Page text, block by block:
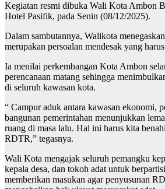
Kegiatan resmi dibuka Wali Kota Ambon
Hotel Pasifik, pada Senin (08/12/2025).
Dalam sambutannya, Walikota
merupakan persoalan mendesak yang
Ia menilai perkembangan Kota Ambon
perencanaan matang sehingga
di seluruh kawasan kota.
“ Campur aduk antara kawasan ekonomi,
bangunan pemerintahan menunjukkan
ruang di masa lalu. Hal ini harus kita
RDTR,” tegasnya.
Wali Kota mengajak seluruh pemangku
kepala desa, dan tokoh adat untuk
memberikan masukan agar penyusunan